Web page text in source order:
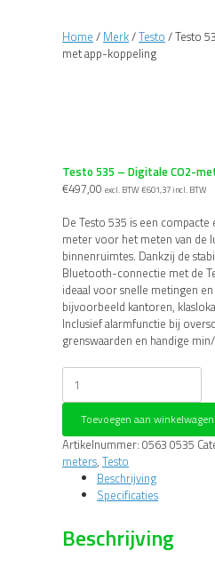
Home / Merk/Testo / Testo
met app-koppeling
Testo 535 – Digitale CO2-
€497,00 excl. BTW €601,37 incl. BTW
De Testo 535 is een compacte
meter voor het meten van de
binnenruimtes. Dankzij de
Bluetooth-connectie met de
ideaal voor snelle metingen
bijvoorbeeld kantoren,
Inclusief alarmfunctie bij
grenswaarden en handige
Testo
535
-
Digitale
CO2-
meter
app-
Toevoegen aan winkelwagen
Artikelnummer: 0563 0535
meters, Testo
Beschrijving
Specificaties
Beschrijving